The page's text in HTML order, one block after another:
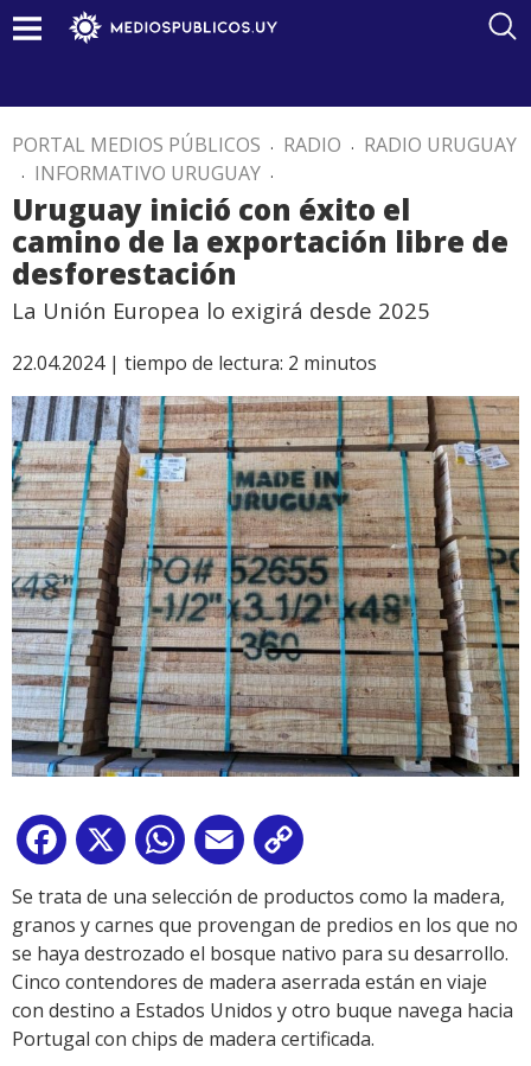
PORTAL MEDIOS PÚBLICOS . RADIO . RADIO URUGUAY
. INFORMATIVO URUGUAY .
Uruguay inició con éxito el
camino de la exportación libre de
desforestación
La Unión Europea lo exigirá desde 2025
22.04.2024 | tiempo de lectura: 2 minutos
Facebook
X WhatsApp
Email
Link
Se trata de una selección de productos como la madera,
granos y carnes que provengan de predios en los que no
se haya destrozado el bosque nativo para su desarrollo.
Cinco contendores de madera aserrada están en viaje
con destino a Estados Unidos y otro buque navega hacia
Portugal con chips de madera certificada.